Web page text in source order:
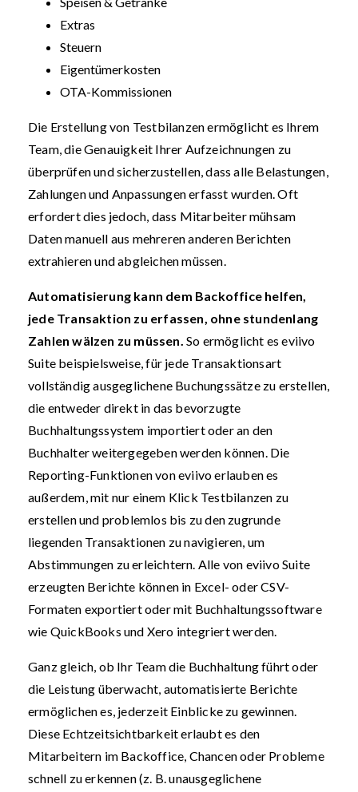
Extras
Steuern
Eigentümerkosten
OTA-Kommissionen
Die Erstellung von Testbilanzen ermöglicht es Ihrem
Team, die Genauigkeit Ihrer Aufzeichnungen zu
überprüfen und sicherzustellen, dass alle Belastungen,
Zahlungen und Anpassungen erfasst wurden. Oft
erfordert dies jedoch, dass Mitarbeiter mühsam
Daten manuell aus mehreren anderen Berichten
extrahieren und abgleichen müssen.
Automatisierung kann dem Backoffice helfen,
jede Transaktion zu erfassen, ohne stundenlang
Zahlen wälzen zu müssen. So ermöglicht es eviivo
Suite beispielsweise, für jede Transaktionsart
vollständig ausgeglichene Buchungssätze zu erstellen,
die entweder direkt in das bevorzugte
Buchhaltungssystem importiert oder an den
Buchhalter weitergegeben werden können. Die
Reporting-Funktionen von eviivo erlauben es
außerdem, mit nur einem Klick Testbilanzen zu
erstellen und problemlos bis zu den zugrunde
liegenden Transaktionen zu navigieren, um
Abstimmungen zu erleichtern. Alle von eviivo Suite
erzeugten Berichte können in Excel- oder CSV-
Formaten exportiert oder mit Buchhaltungssoftware
wie QuickBooks und Xero integriert werden.
Ganz gleich, ob Ihr Team die Buchhaltung führt oder
die Leistung überwacht, automatisierte Berichte
ermöglichen es, jederzeit Einblicke zu gewinnen.
Diese Echtzeitsichtbarkeit erlaubt es den
Mitarbeitern im Backoffice, Chancen oder Probleme
schnell zu erkennen (z. B. unausgeglichene